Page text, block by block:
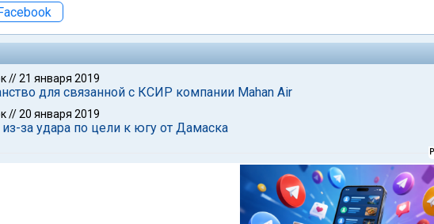
//21 января 2019
для связанной с КСИР компании Mahan Air
//20 января 2019
за удара по цели к югу от Дамаска